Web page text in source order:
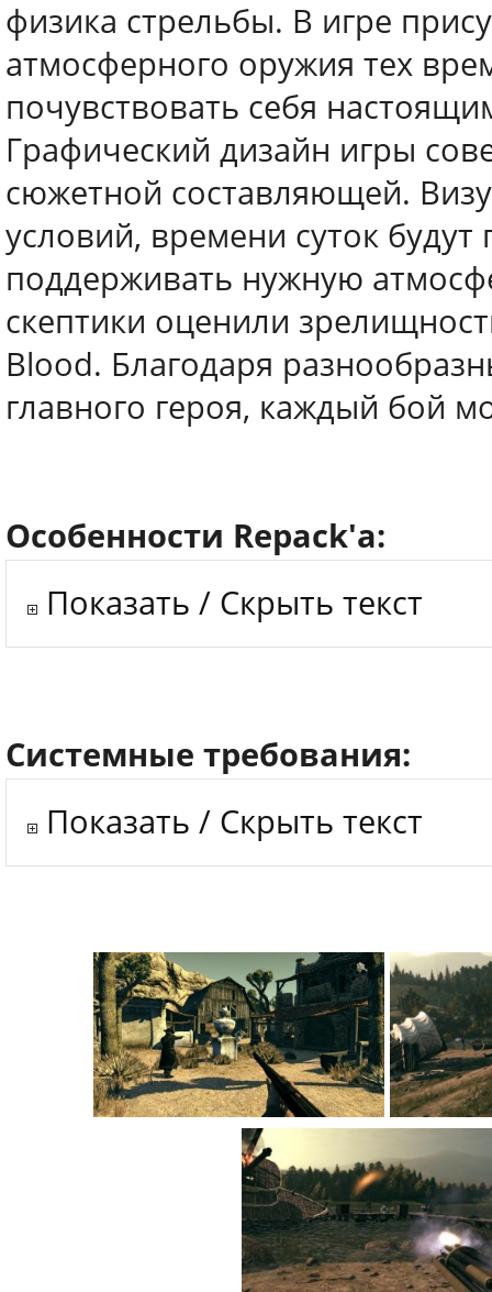
физика стрельбы. В игре
атмосферного оружия тех
почувствовать себя
Графический дизайн игры
сюжетной составляющей.
условий, времени суток
поддерживать нужную
скептики оценили
Blood. Благодаря
главного героя, каждый бой
Особенности Repack'a:
Показать / Скрыть текст
Системные требования:
Показать / Скрыть текст